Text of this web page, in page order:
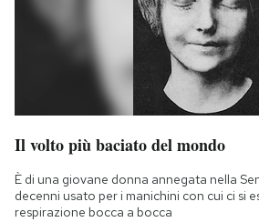
Il volto più baciato del mondo
È di una giovane donna annegata nella
decenni usato per i manichini con cui ci si
respirazione bocca a bocca